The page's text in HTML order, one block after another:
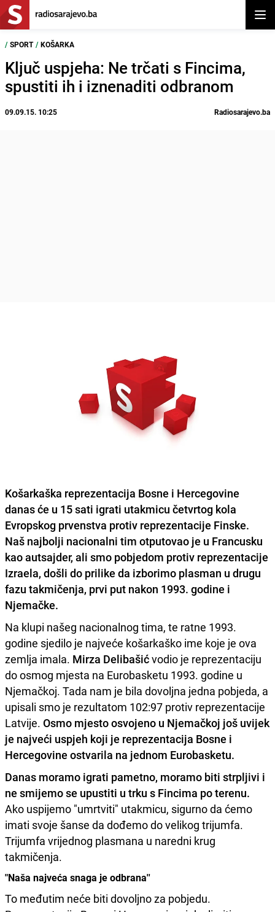
/ SPORT / KOŠARKA
Ključ uspjeha: Ne trčati s Fincima,
spustiti ih i iznenaditi odbranom
09.09.15. 10:25 Radiosarajevo.ba
Košarkaška reprezentacija Bosne i Hercegovine
danas će u 15 sati igrati utakmicu četvrtog kola
Evropskog prvenstva protiv reprezentacije Finske.
Naš najbolji nacionalni tim otputovao je u Francusku
kao autsajder, ali smo pobjedom protiv reprezentacije
Izraela, došli do prilike da izborimo plasman u drugu
fazu takmičenja, prvi put nakon 1993. godine i
Njemačke.
Na klupi našeg nacionalnog tima, te ratne 1993.
godine sjedilo je najveće košarkaško ime koje je ova
zemlja imala. Mirza Delibašićvodio je reprezentaciju
do osmog mjesta na Eurobasketu 1993. godine u
Njemačkoj. Tada nam je bila dovoljna jedna pobjeda, a
upisali smo je rezultatom 102:97 protiv reprezentacije
Latvije. Osmo mjesto osvojeno u Njemačkoj još uvijek
je najveći uspjeh koji je reprezentacija Bosne i
Hercegovine ostvarila na jednom Eurobasketu.
Danas moramo igrati pametno, moramo biti strpljivi i
ne smijemo se upustiti u trku s Fincima po terenu.
Ako uspijemo "umrtviti" utakmicu, sigurno da ćemo
imati svoje šanse da dođemo do velikog trijumfa.
Trijumfa vrijednog plasmana u naredni krug
takmičenja.
"Naša najveća snaga je odbrana''
To međutim neće biti dovoljno za pobjedu.